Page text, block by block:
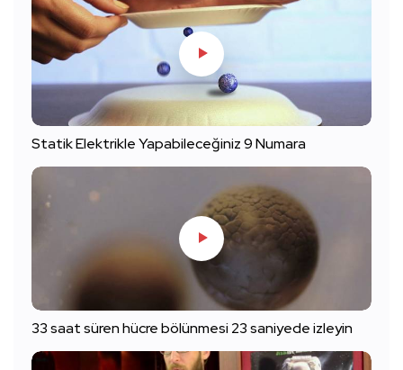
Statik Elektrikle Yapabileceğiniz 9 Numara
33 saat süren hücre bölünmesi 23 saniyede izleyin